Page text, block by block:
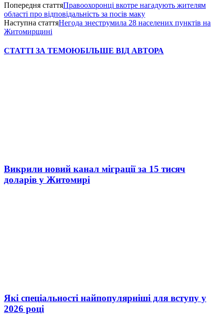
Попередня статтяПравоохоронці вкотре нагадують жителям
області про відповідальність за посів маку
Наступна статтяНегода знеструмила 28 населених пунктів на
Житомирщині
СТАТТІ ЗА ТЕМОЮБІЛЬШЕ ВІД АВТОРА
Викрили новий канал міграції за 15 тисяч
доларів у Житомирі
Які спеціальності найпопулярніші для вступу у
2026 році